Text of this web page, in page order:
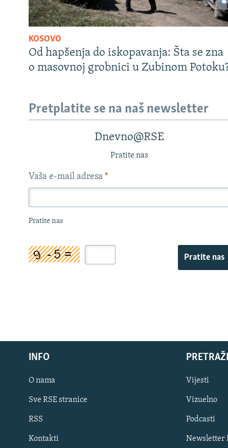
KOSOVO
Od hapšenja do iskopavanja: Šta se zna
o masovnoj grobnici u Zubinom
Pretplatite se na naš newsletter
Dnevno@RSE
Pratite nas
Vaša e-mail adresa *
Pratite nas
Pratite nas
INFO
O nama
Sve RSE stranice
RSS
Kontakti
PRETRAŽI
Vijesti
Vizuelno
Podcasti
Newsletter